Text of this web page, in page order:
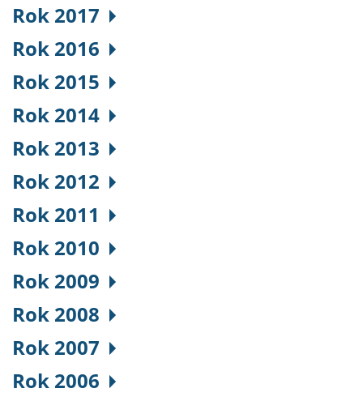
Rok 2017
Rok 2016
Rok 2015
Rok 2014
Rok 2013
Rok 2012
Rok 2011
Rok 2010
Rok 2009
Rok 2008
Rok 2007
Rok 2006